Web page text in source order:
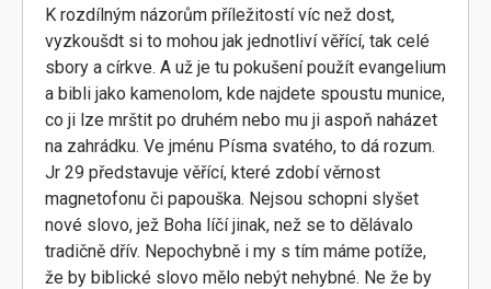
K rozdílným názorům příležitostí víc než dost,
vyzkoušdt si to mohou jak jednotliví věřící, tak celé
sbory a církve. A už je tu pokušení použít evangelium
a bibli jako kamenolom, kde najdete spoustu munice,
co ji lze mrštit po druhém nebo mu ji aspoň naházet
na zahrádku. Ve jménu Písma svatého, to dá rozum.
Jr 29 představuje věřící, které zdobí věrnost
magnetofonu či papouška. Nejsou schopni slyšet
nové slovo, jež Boha líčí jinak, než se to dělávalo
tradičně dřív. Nepochybně i my s tím máme potíže,
že by biblické slovo mělo nebýt nehybné. Ne že by